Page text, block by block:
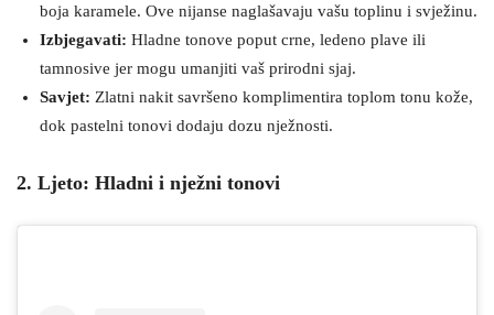
boja karamele. Ove nijanse naglašavaju vašu toplinu i svježinu.
Izbjegavati: Hladne tonove poput crne, ledeno plave ili
tamnosive jer mogu umanjiti vaš prirodni sjaj.
Savjet: Zlatni nakit savršeno komplimentira toplom tonu kože,
dok pastelni tonovi dodaju dozu nježnosti.
2. Ljeto: Hladni i nježni tonovi